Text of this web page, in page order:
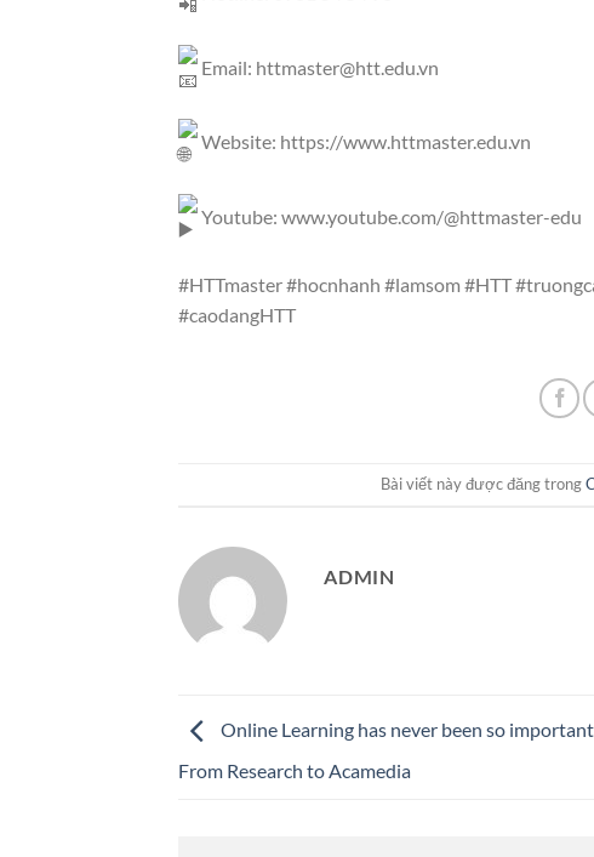
Email: httmaster@htt.edu.vn
Website: https://www.httmaster.edu.vn
Youtube: www.youtube.com/@httmaster-edu
#HTTmaster#hocnhanh #lamsom #HTT
#caodangHTT
Bài viết này được đăng trong
ADMIN
Online Learning has never been so
From Research to Acamedia